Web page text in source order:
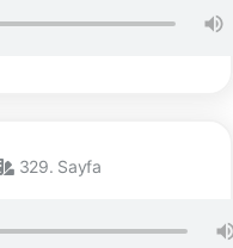
329. Sayfa